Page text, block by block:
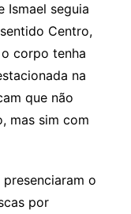
Ismael seguia
Centro,
corpo tenha
na
que não
mas sim com
o
por